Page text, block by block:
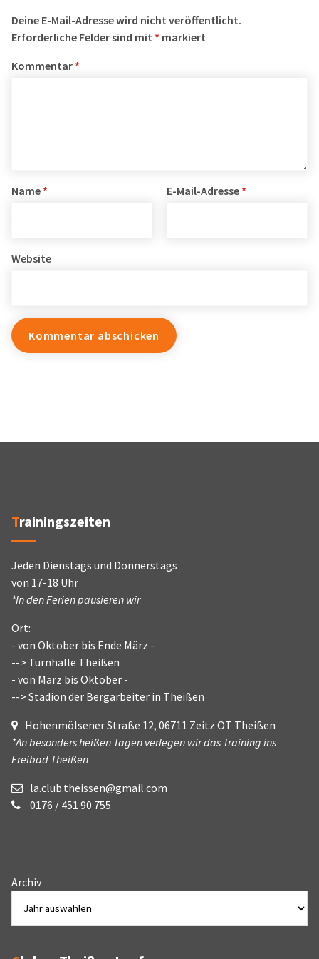
Deine E-Mail-Adresse wird nicht veröffentlicht.
Erforderliche Felder sind mit * markiert
Kommentar *
Name * E-Mail-Adresse *
Website
Trainingszeiten
Jeden Dienstags und Donnerstags
von 17-18 Uhr
*In den Ferien pausieren wir
Ort:
- von Oktober bis Ende März -
--> Turnhalle Theißen
- von März bis Oktober -
--> Stadion der Bergarbeiter in Theißen
Hohenmölsener Straße 12, 06711 Zeitz OT Theißen
*An besonders heißen Tagen verlegen wir das Training ins
Freibad Theißen
la.club.theissen@gmail.com
0176 / 451 90 755
Archiv